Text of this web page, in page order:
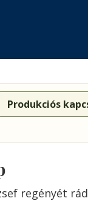
Produkciós
regényét